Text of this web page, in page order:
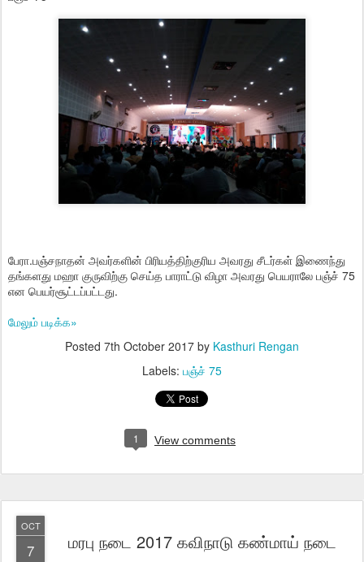
பேரா.பஞ்சநாதன் அவர்களின் பிரியத்திற்குரிய அவரது சீடர்கள் இணைந்து
தங்களது மஹா குருவிற்கு செய்த பாராட்டு விழா அவரது பெயராலே பஞ்ச் 75
என பெயர்சூட்டப்பட்டது.
மேலும் படிக்க»
Posted 7th October 2017 by Kasthuri Rengan
Labels: பஞ்ச் 75
1 View comments
OCT
7 மரபு நடை 2017 கவிநாடு கண்மாய் நடை